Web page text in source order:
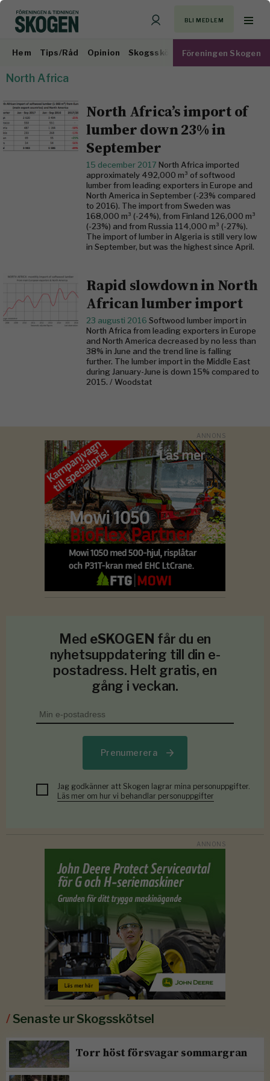
BLI MEDLEM
Hem Tips/Råd Opinion Skogsskötsel Virkesmarknad
Föreningen Skogen
North Africa
North Africa’s import of
lumber down 23% in
September
15 december 2017 North Africa imported
approximately 492,000 m³ of softwood
lumber from leading exporters in Europe and
North America in September (-23% compared
to 2016). The import from Sweden was
168,000 m³ (-24%), from Finland 126,000 m³
(-23%) and from Russia 114,000 m³ (-27%).
The import of lumber in Algeria is still very low
in September, but was the highest since April.
Rapid slowdown in North
African lumber import
23 augusti 2016 Softwood lumber import in
North Africa from leading exporters in Europe
and North America decreased by no less than
38% in June and the trend line is falling
further. The lumber import in the Middle East
during January-June is down 15% compared to
2015. / Woodstat
Med eSKOGEN får du en
nyhetsuppdatering till din e-
postadress. Helt gratis, en
gång i veckan.
Prenumerera
Jag godkänner att Skogen lagrar mina personuppgifter.
Läs mer om hur vi behandlar personuppgifter
/Senaste ur Skogsskötsel
Torr höst försvagar sommargran